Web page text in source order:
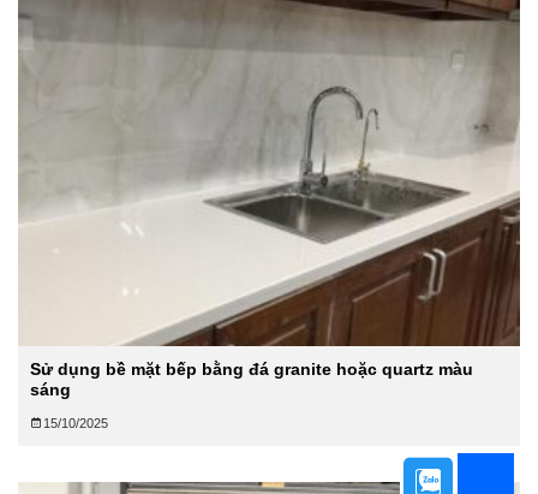
Sử dụng bề mặt bếp bằng đá granite hoặc quartz màu
sáng
15/10/2025